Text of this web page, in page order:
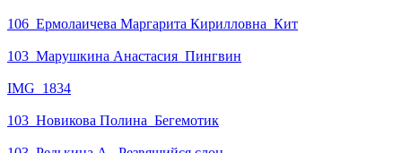
106_Ермолаичева Маргарита Кирилловна_Кит
103_Марушкина Анастасия_Пингвин
IMG_1834
103_Новикова Полина_Бегемотик